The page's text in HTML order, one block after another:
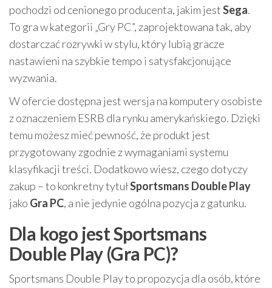
pochodzi od cenionego producenta, jakim jestSega.
To gra w kategorii „Gry PC”, zaprojektowana tak, aby
dostarczać rozrywki w stylu, który lubią gracze
nastawieni na szybkie tempo i satysfakcjonujące
wyzwania.
W ofercie dostępna jest wersja na komputery osobiste
z oznaczeniem ESRB dla rynku amerykańskiego. Dzięki
temu możesz mieć pewność, że produkt jest
przygotowany zgodnie z wymaganiami systemu
klasyfikacji treści. Dodatkowo wiesz, czego dotyczy
zakup – to konkretny tytułSportsmans Double Play
jako Gra PC, a nie jedynie ogólna pozycja z gatunku.
Dla kogo jest Sportsmans
Double Play (Gra PC)?
Sportsmans Double Play to propozycja dla osób, które